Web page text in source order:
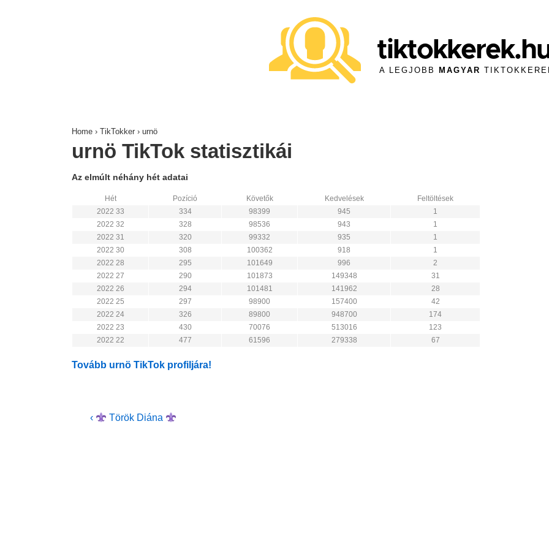
A LEGJOBB MAGYAR
Home › TikTokker › urnö
urnö TikTok statisztikái
Az elmúlt néhány hét adatai
Hét Pozíció Követők Kedvelések
Feltöltések
2022 33
334 98399 945
1
2022 32
328 98536 943
1
2022 31
320 99332 935
1
2022 30
308 100362 918
1
2022 28
295 101649 996
2
2022 27
290 101873 149348
31
2022 26
294 101481 141962
28
2022 25
297 98900 157400
42
2022 24
326 89800 948700
174
2022 23
430 70076 513016
123
2022 22
477 61596 279338 67
Tovább urnö TikTok profiljára!
Bejegyzés
Previous
‹ Török Diána